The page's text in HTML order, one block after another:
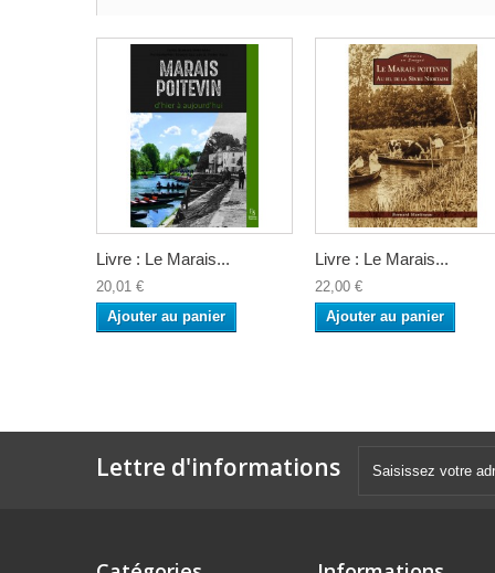
Livre : Le Marais...
20,01 €
Ajouter au panier
Livre : Le Marais...
22,00 €
Ajouter au panier
Lettre d'informations